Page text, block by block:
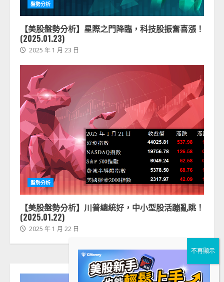
盤勢分析
【美股盤勢分析】星際之門降臨，科技股振奮喜漲！
(2025.01.23)
2025 年 1 月 23 日
盤勢分析
【美股盤勢分析】川普總統好，中小型股活蹦亂跳！
(2025.01.22)
2025 年 1 月 22 日